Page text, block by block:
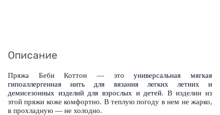
Описание
Пряжа Беби Коттон — этоуниверсальная мягкая
гипоаллергенная нить для вязания легких летних и
демисезонных изделий для взрослых и детей. В изделии из
этой пряжи коже комфортно. В теплую погоду в нем не жарко,
в прохладную — не холодно.